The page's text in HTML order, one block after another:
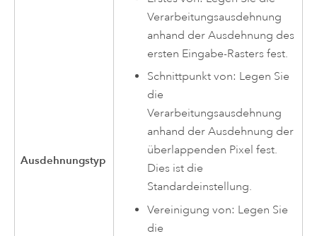
Ausdehnungstyp
Verarbeitungsausdehnung
anhand der Ausdehnung des
ersten Eingabe-Rasters fest.
Schnittpunkt von: Legen Sie
die
Verarbeitungsausdehnung
anhand der Ausdehnung der
überlappenden Pixel fest.
Dies ist die
Standardeinstellung.
Vereinigung von: Legen Sie
die